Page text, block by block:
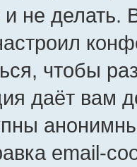
не делать.
чтобы
даёт вам
email-